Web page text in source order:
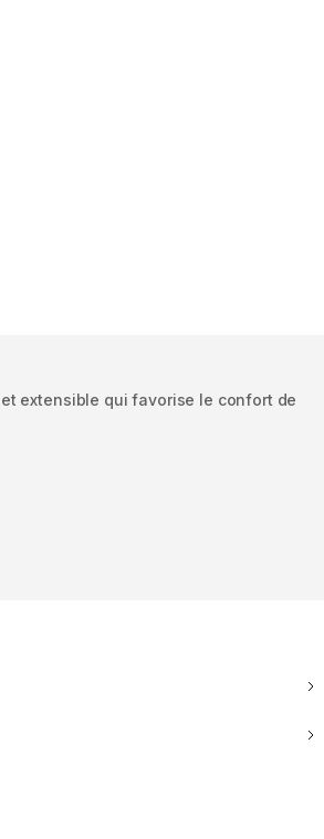
extensible qui favorise le confort de